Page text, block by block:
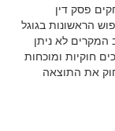
או דוחקים פסק דין
הראשונות בגוגל
המקרים לא ניתן
חוקיות ומוכחות
את התוצאה